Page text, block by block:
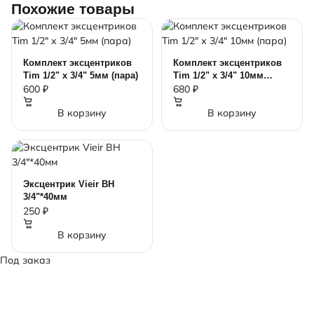
Похожие товары
Комплект эксцентриков
Tim 1/2" х 3/4" 5мм (пара)
600 ₽
В корзину
Комплект эксцентриков
Tim 1/2" х 3/4" 10мм
(пара)
680 ₽
В корзину
Эксцентрик Vieir ВН
3/4"*40мм
250 ₽
В корзину
Под заказ